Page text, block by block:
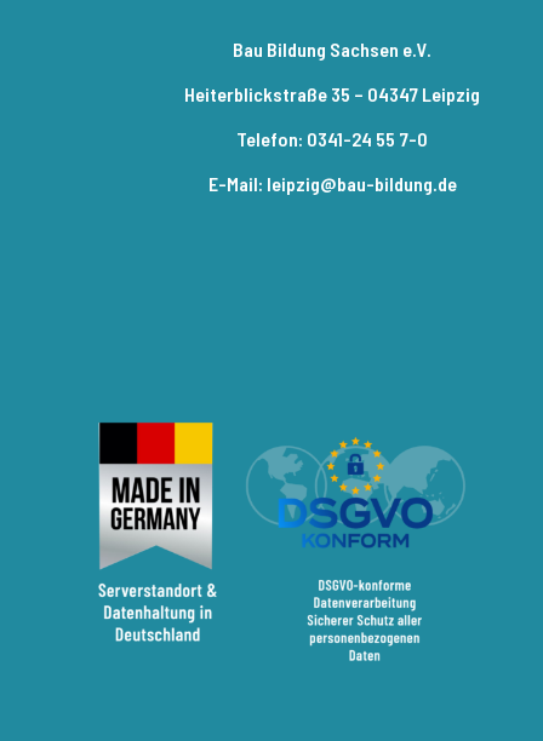
Bau Bildung Sachsen e.V.
Heiterblickstraße 35 – 04347 Leipzig
Telefon: 0341-24 55 7-0
E-Mail: leipzig@bau-bildung.de